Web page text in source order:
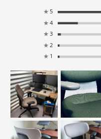
★ 5
★ 4
★ 3
★ 2
★ 1